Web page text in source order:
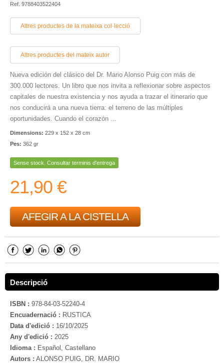
Ref. 9788403522404
Altres productes de la mateixa col·lecció
Altres productes del mateix autor
Nueva edición del clásico del Dr. Mario Alonso Puig con más de
300.000 lectores. Un libro que nos invita a reflexionar sobre aspectos
capitales de nuestra existencia y nos ayuda a trazar el itinerario que
nos conducirá a una nueva tierra: el terreno de las múltiples
oportunidades. Cuando el corazón ...
Dimensions: 229 x 152 x 28 cm
Pes: 362 gr
Sense stock. Consultar terminis d'entrega
21,90 €
AFEGIR A LA CISTELLA
Descripció
ISBN : 978-84-03-52240-4
Encuadernació : RUSTICA
Data d'edició : 16/10/2025
Any d'edició : 2025
Idioma : Español, Castellano
Autors : ALONSO PUIG, DR. MARIO